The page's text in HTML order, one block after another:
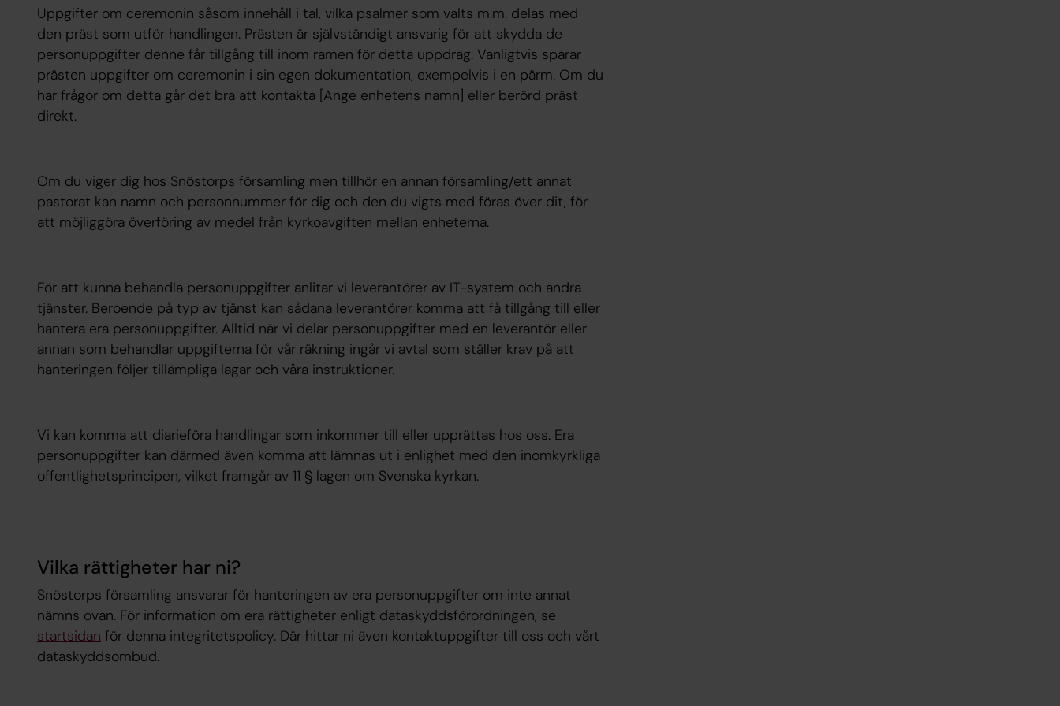
Uppgifter om ceremonin såsom innehåll i tal, vilka psalmer som valts m.m. delas med
den präst som utför handlingen. Prästen är självständigt ansvarig för att skydda de
personuppgifter denne får tillgång till inom ramen för detta uppdrag. Vanligtvis sparar
prästen uppgifter om ceremonin i sin egen dokumentation, exempelvis i en pärm. Om du
har frågor om detta går det bra att kontakta [Ange enhetens namn] eller berörd präst
direkt.
Om du viger dig hos Snöstorps församling men tillhör en annan församling/ett annat
pastorat kan namn och personnummer för dig och den du vigts med föras över dit, för
att möjliggöra överföring av medel från kyrkoavgiften mellan enheterna.
För att kunna behandla personuppgifter anlitar vi leverantörer av IT-system och andra
tjänster. Beroende på typ av tjänst kan sådana leverantörer komma att få tillgång till eller
hantera era personuppgifter. Alltid när vi delar personuppgifter med en leverantör eller
annan som behandlar uppgifterna för vår räkning ingår vi avtal som ställer krav på att
hanteringen följer tillämpliga lagar och våra instruktioner.
Vi kan komma att diarieföra handlingar som inkommer till eller upprättas hos oss. Era
personuppgifter kan därmed även komma att lämnas ut i enlighet med den inomkyrkliga
offentlighetsprincipen, vilket framgår av 11 § lagen om Svenska kyrkan.
Vilka rättigheter har ni?
Snöstorps församling ansvarar för hanteringen av era personuppgifter om inte annat
nämns ovan. För information om era rättigheter enligt dataskyddsförordningen, se
startsidan för denna integritetspolicy. Där hittar ni även kontaktuppgifter till oss och vårt
dataskyddsombud.